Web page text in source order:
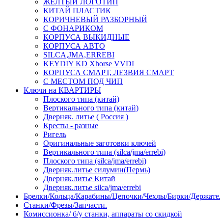
ЖЕЛТЫЙ ЛОГОТИП
КИТАЙ ПЛАСТИК
КОРИЧНЕВЫЙ РАЗБОРНЫЙ
С ФОНАРИКОМ
КОРПУСА ВЫКИДНЫЕ
КОРПУСА АВТО
SILCA,JMA,ERREBI
KEYDIY KD Xhorse VVDI
КОРПУСА СМАРТ, ЛЕЗВИЯ СМАРТ
С МЕСТОМ ПОД ЧИП
Ключи на КВАРТИРЫ
Плоского типа (китай)
Вертикального типа (китай)
Дверняк. литье ( Россия )
Кресты - разные
Ригель
Оригинальные заготовки ключей
Вертикального типа (silca/jma/errebi)
Плоского типа (silca/jma/errebi)
Дверняк.литье силумин(Пермь)
Дверняк.литье Китай
Дверняк.литье silca/jma/errebi
Брелки/Кольца/Карабины/Цепочки/Чехлы/Бирки/
Станки/Фрезы/Запчасти.
Комиссионка/ б/у станки, аппараты со скидкой